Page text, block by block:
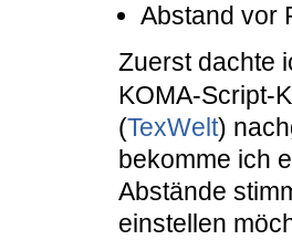
Abstand vor
Zuerst dachte
KOMA-Script-
(TexWelt)
bekomme ich
Abstände
einstellen